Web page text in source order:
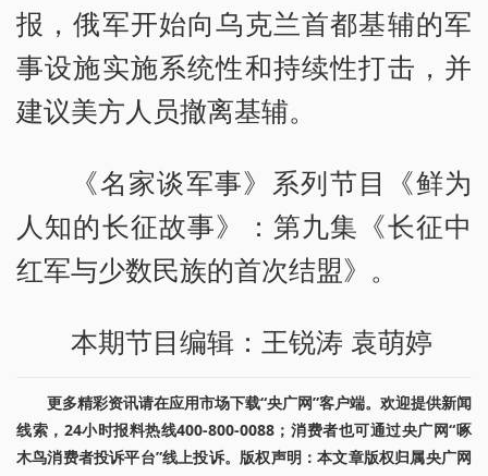
报，俄军开始向乌克兰首都基辅的军
事设施实施系统性和持续性打击，并
建议美方人员撤离基辅。
《名家谈军事》系列节目《鲜为
人知的长征故事》：第九集《长征中
红军与少数民族的首次结盟》。
本期节目编辑：王锐涛 袁萌婷
更多精彩资讯请在应用市场下载“央广网”客户端。欢迎提供新闻
线索，24小时报料热线400-800-0088；消费者也可通过央广网“啄
木鸟消费者投诉平台”线上投诉。版权声明：本文章版权归属央广网